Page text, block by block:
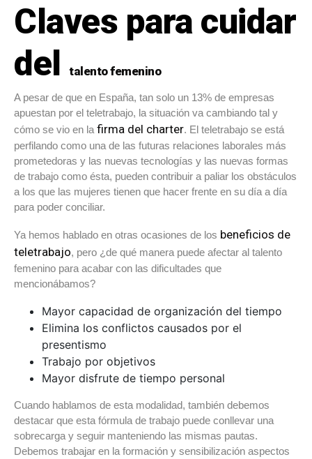
Claves para cuidar
del
talento femenino
A pesar de que en España, tan solo un 13% de empresas
apuestan por el teletrabajo, la situación va cambiando tal y
cómo se vio en la firma del charter. El teletrabajo se está
perfilando como una de las futuras relaciones laborales más
prometedoras y las nuevas tecnologías y las nuevas formas
de trabajo como ésta, pueden contribuir a paliar los obstáculos
a los que las mujeres tienen que hacer frente en su día a día
para poder conciliar.
Ya hemos hablado en otras ocasiones de los beneficios de
teletrabajo, pero ¿de qué manera puede afectar al talento
femenino para acabar con las dificultades que
mencionábamos?
Mayor capacidad de organización del tiempo
Elimina los conflictos causados por el
presentismo
Trabajo por objetivos
Mayor disfrute de tiempo personal
Cuando hablamos de esta modalidad, también debemos
destacar que esta fórmula de trabajo puede conllevar una
sobrecarga y seguir manteniendo las mismas pautas.
Debemos trabajar en la formación y sensibilización aspectos